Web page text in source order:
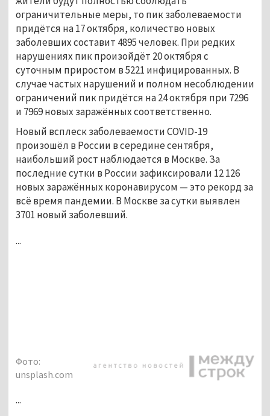
ограничительные меры, то пик заболеваемости
придётся на 17 октября, количество новых
заболевших составит 4895 человек. При редких
нарушениях пик произойдёт 20 октября с
суточным приростом в 5221 инфицированных. В
случае частых нарушений и полном несоблюдении
ограничений пик придётся на 24 октября при 7296
и 7969 новых заражённых соответственно.
Новый всплеск заболеваемости COVID-19
произошёл в России в середине сентября,
наибольший рост наблюдается в Москве. За
последние сутки в России зафиксировали 12 126
новых заражённых коронавирусом — это рекорд за
всё время пандемии. В Москве за сутки выявлен
3701 новый заболевший.
...
Фото:
unsplash.com
...